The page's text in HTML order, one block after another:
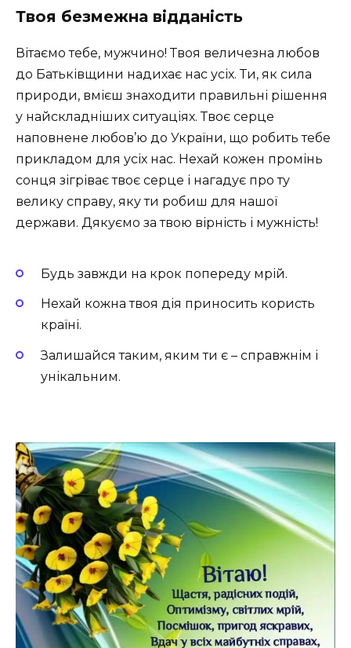
Твоя безмежна відданість
Вітаємо тебе, мужчино! Твоя величезна любов
до Батьківщини надихає нас усіх. Ти, як сила
природи, вмієш знаходити правильні рішення
у найскладніших ситуаціях. Твоє серце
наповнене любов’ю до України, що робить тебе
прикладом для усіх нас. Нехай кожен промінь
сонця зігріває твоє серце і нагадує про ту
велику справу, яку ти робиш для нашої
держави. Дякуємо за твою вірність і мужність!
Будь завжди на крок попереду мрій.
Нехай кожна твоя дія приносить користь
країні.
Залишайся таким, яким ти є – справжнім і
унікальним.